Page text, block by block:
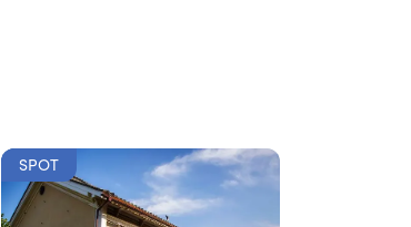
SPOT